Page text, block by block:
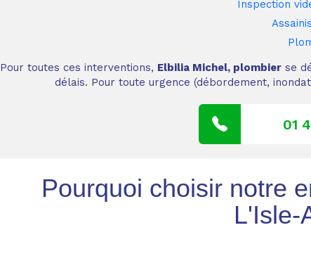
Inspection
Pour toutes ces interventions, Elbilia Michel, plombier se
délais. Pour toute urgence (débordement,
01
Pourquoi choisir notre
L'Isle-